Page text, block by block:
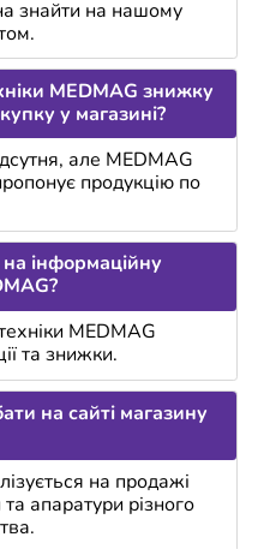
знайти на нашому
MEDMAG знижку
у магазині?
але MEDMAG
продукцію по
інформаційну
MEDMAG
та знижки.
на сайті магазину
на продажі
апаратури різного